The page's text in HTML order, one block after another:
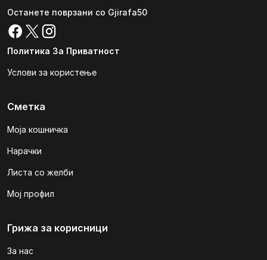
Останете поврзани со Gjirafa50
Политика За Приватност
Услови за користење
Сметка
Моја кошничка
Нарачки
Листа со желби
Мој профил
Грижа за корисници
За нас